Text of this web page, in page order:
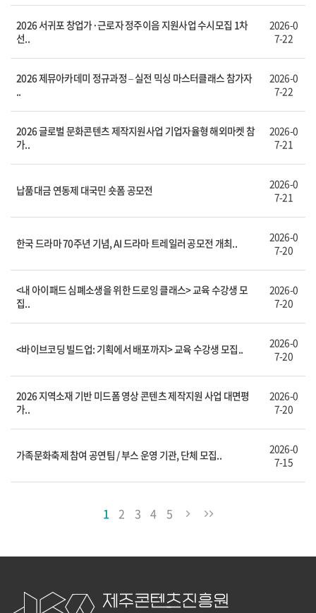
2026 서귀포 창업가·근로자 정주이음 지원사업 수시모집 1차
선..
2026-0
7-22
2026 제뮤아카데미 정규과정 – 실전 믹싱 마스터클래스 참가자
..
2026-0
7-22
2026 글로벌 문화콘텐츠 제작지원사업 기업자율형 해외마켓 참
가..
2026-0
7-21
납품대금 연동제 대국민 숏폼 공모전
2026-0
7-21
한국 드라마 70주년 기념, AI 드라마 트레일러 공모전 개최..
2026-0
7-20
<내 아이패드 심폐소생을 위한 드로잉 클래스> 교육 수강생 모
집..
2026-0
7-20
<바이브코딩 빌드업: 기획에서 배포까지> 교육 수강생 모집..
2026-0
7-20
2026 지역소재 기반 미드폼 영상 콘텐츠 제작지원 사업 대면평
가..
2026-0
7-20
가족문화축제 참여 공연팀 / 부스 운영 기관, 단체 모집..
2026-0
7-15
1 2 3 4 5